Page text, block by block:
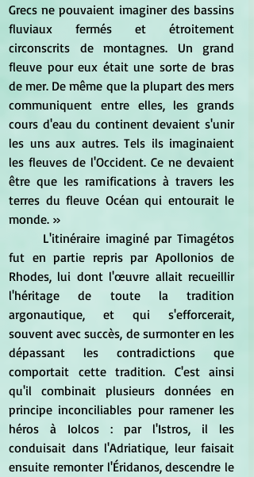
Grecs ne pouvaient imaginer des bassins
fluviaux fermés et étroitement
circonscrits de montagnes. Un grand
fleuve pour eux était une sorte de bras
de mer. De même que la plupart des mers
communiquent entre elles, les grands
cours d'eau du continent devaient s'unir
les uns aux autres. Tels ils imaginaient
les fleuves de l'Occident. Ce ne devaient
être que les ramifications à travers les
terres du fleuve Océan qui entourait le
monde. »
fut en partie repris par Apollonios de
Rhodes, lui dont l'œuvre allait recueillir
l'héritage de toute la tradition
argonautique, et qui s'efforcerait,
souvent avec succès, de surmonter en les
dépassant les contradictions que
comportait cette tradition. C'est ainsi
qu'il combinait plusieurs données en
principe inconciliables pour ramener les
héros à Iolcos : par l'Istros, il les
conduisait dans l'Adriatique, leur faisait
ensuite remonter l'Éridanos, descendre le